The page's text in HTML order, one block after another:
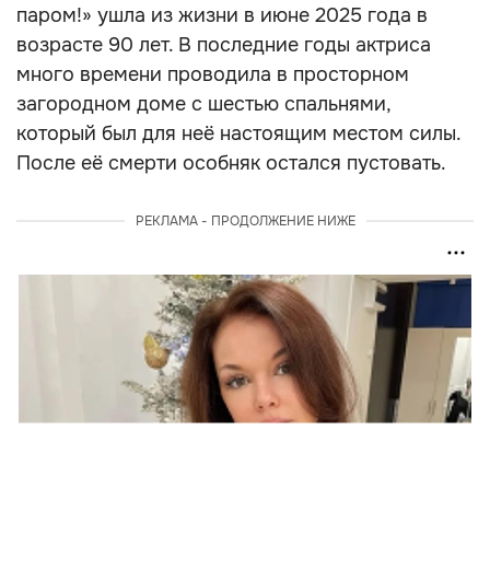
паром!» ушла из жизни в июне 2025 года в
возрасте 90 лет. В последние годы актриса
много времени проводила в просторном
загородном доме с шестью спальнями,
который был для неё настоящим местом силы.
После её смерти особняк остался пустовать.
РЕКЛАМА - ПРОДОЛЖЕНИЕ НИЖЕ